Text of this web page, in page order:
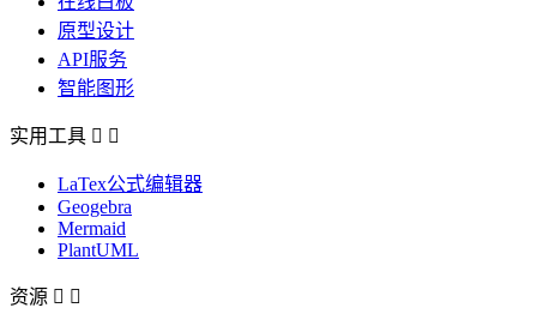
原型设计
API服务
智能图形
实用工具  
LaTex公式编辑器
Geogebra
Mermaid
PlantUML
资源  